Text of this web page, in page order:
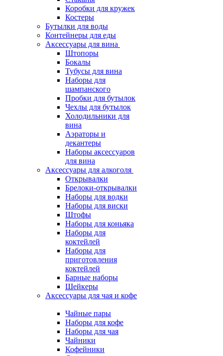
Коробки для кружек
Костеры
Бутылки для воды
Контейнеры для еды
Аксессуары для вина
Штопоры
Бокалы
Тубусы для вина
Наборы для
шампанского
Пробки для бутылок
Чехлы для бутылок
Холодильники для
вина
Аэраторы и
декантеры
Наборы аксессуаров
для вина
Аксессуары для алкоголя
Открывалки
Брелоки-открывалки
Наборы для водки
Наборы для виски
Штофы
Наборы для коньяка
Наборы для
коктейлей
Наборы для
приготовления
коктейлей
Барные наборы
Шейкеры
Аксессуары для чая и кофе
Чайные пары
Наборы для кофе
Наборы для чая
Чайники
Кофейники